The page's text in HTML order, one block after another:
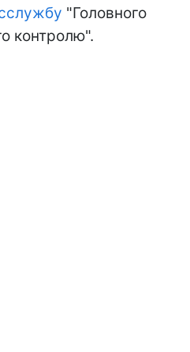
"Головного
контролю".